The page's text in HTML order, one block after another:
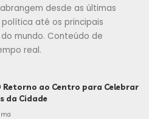
desde as últimas
até os principais
mundo. Conteúdo de
real.
Retorno ao Centro para Celebrar
da Cidade